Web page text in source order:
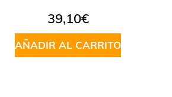
39,10€
AÑADIR AL CARRITO